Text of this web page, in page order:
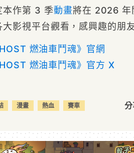
本作第 3 季動畫將在 2026 年
影視平台觀看，感興趣的朋
燃油車鬥魂》官網
燃油車鬥魂》官方 X
漫畫 熱血 賽車